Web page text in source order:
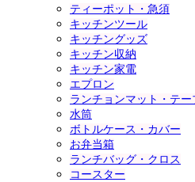
ティーポット・急須
キッチンツール
キッチングッズ
キッチン収納
キッチン家電
エプロン
ランチョンマット・テー
水筒
ボトルケース・カバー
お弁当箱
ランチバッグ・クロス
コースター